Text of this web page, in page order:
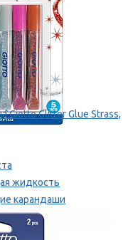
Giotto Glitter Glue Strass,
жидкость
карандаши
ленты